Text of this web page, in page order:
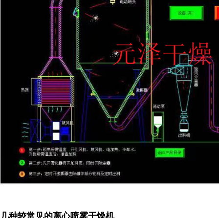
几种较常见的离心喷雾干燥机